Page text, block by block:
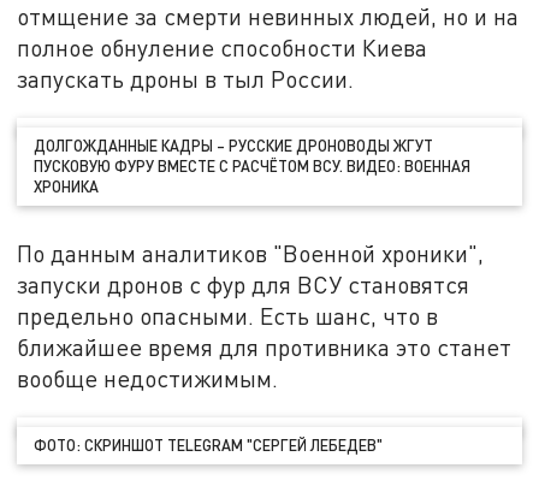
отмщение за смерти невинных людей, но и на
полное обнуление способности Киева
запускать дроны в тыл России.
ДОЛГОЖДАННЫЕ КАДРЫ – РУССКИЕ ДРОНОВОДЫ ЖГУТ
ПУСКОВУЮ ФУРУ ВМЕСТЕ С РАСЧЁТОМ ВСУ. ВИДЕО: ВОЕННАЯ
ХРОНИКА
По данным аналитиков "Военной хроники",
запуски дронов с фур для ВСУ становятся
предельно опасными. Есть шанс, что в
ближайшее время для противника это станет
вообще недостижимым.
ФОТО: СКРИНШОТ TELEGRAM "СЕРГЕЙ ЛЕБЕДЕВ"